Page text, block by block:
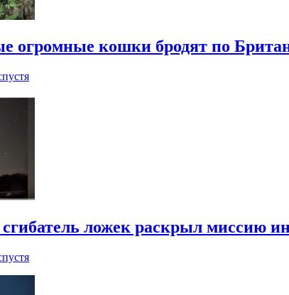
огромные кошки бродят по
ложек раскрыл миссию